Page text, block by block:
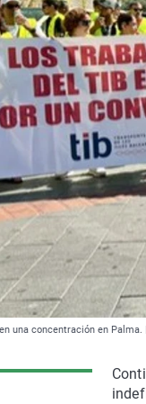
una concentración en Palma.